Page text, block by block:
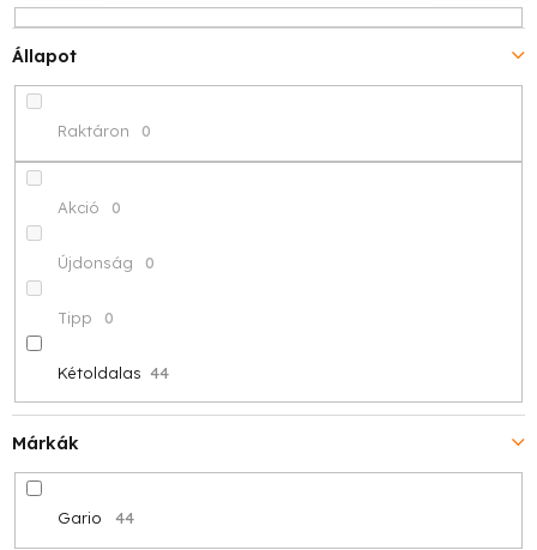
e
n
d
e
s
e
Állapot
Raktáron 0
Akció 0
Újdonság 0
Tipp 0
Kétoldalas 44
Márkák
Gario 44